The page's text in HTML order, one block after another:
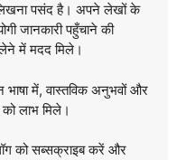
पसंद है। अपने लेखों के
जानकारी पहुँचाने की
लेने में मदद मिले।
में, वास्तविक अनुभवों और
लाभ मिले।
को सब्सक्राइब करें और